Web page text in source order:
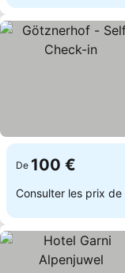
De 100 €
Consulter les prix de